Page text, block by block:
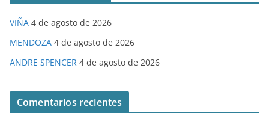
VIÑA 4 de agosto de 2026
MENDOZA 4 de agosto de 2026
ANDRE SPENCER 4 de agosto de 2026
Comentarios recientes